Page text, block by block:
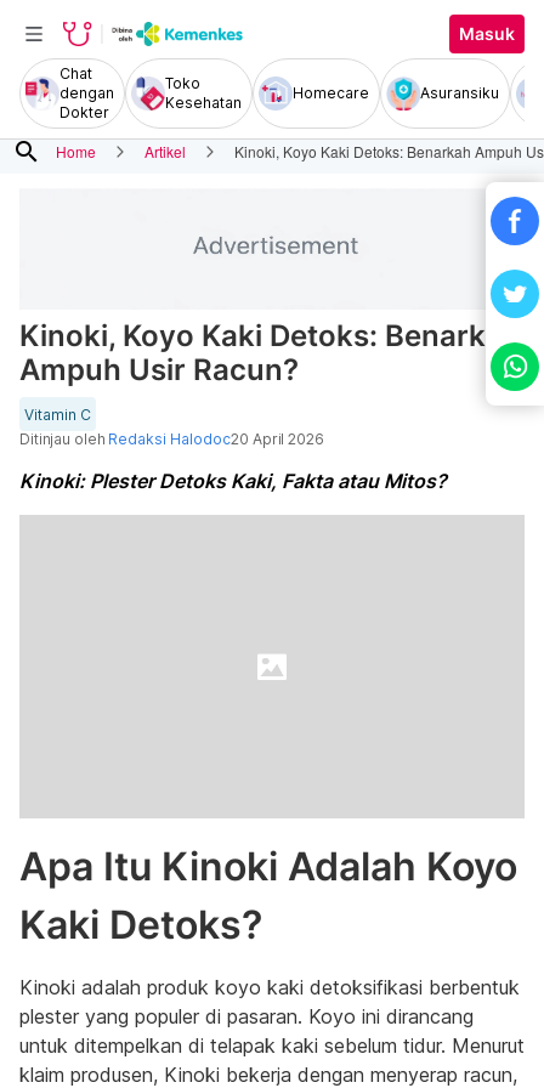
Masuk
Chat
dengan
Dokter
Toko
Kesehatan
Homecare Asuransiku
search Home Artikel Kinoki, Koyo Kaki Detoks: Benarkah Ampuh
Kinoki, Koyo Kaki Detoks: Benarkah
Ampuh Usir Racun?
Vitamin C
Ditinjau oleh Redaksi Halodoc20 April 2026
Kinoki: Plester Detoks Kaki, Fakta atau Mitos?
Apa Itu Kinoki Adalah Koyo
Kaki Detoks?
Kinoki adalah produk koyo kaki detoksifikasi berbentuk
plester yang populer di pasaran. Koyo ini dirancang
untuk ditempelkan di telapak kaki sebelum tidur. Menurut
klaim produsen, Kinoki bekerja dengan menyerap racun,